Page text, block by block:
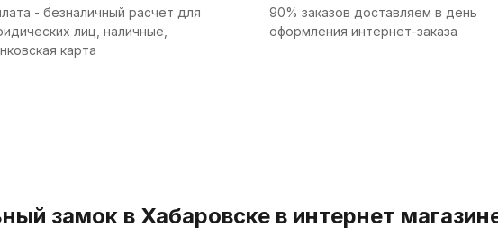
- безналичный расчет для
лиц, наличные,
карта
90% заказов доставляем в день
оформления интернет-заказа
замок в Хабаровске в интернет